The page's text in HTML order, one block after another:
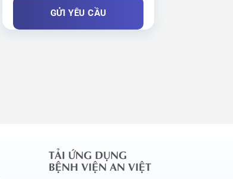
TẢI ỨNG DỤNG
BỆNH VIỆN AN VIỆT